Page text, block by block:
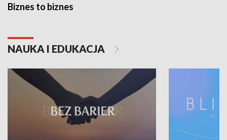
Biznes to biznes
NAUKA I EDUKACJA